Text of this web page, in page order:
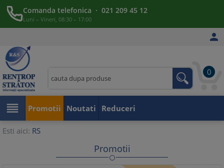
Comanda telefonica · 021 209 45 12
Luni – Vineri, 08:30 – 17:00

0
 Promotii Noutati Reduceri
Esti aici: RS
Promotii